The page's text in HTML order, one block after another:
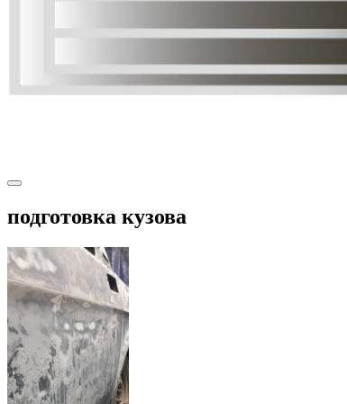
подготовка кузова